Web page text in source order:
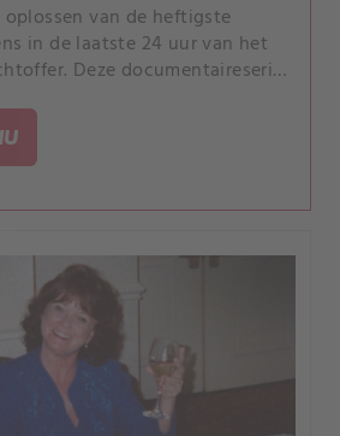
van de heftigste
in de laatste 24 uur van het
Deze documentaireserie
elkaar proberen te zetten.